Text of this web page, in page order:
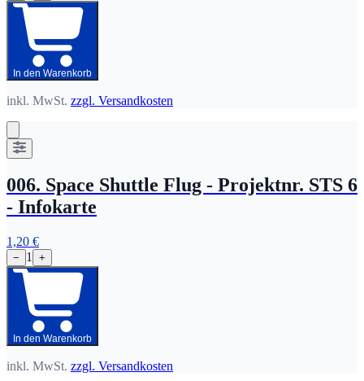
In den Warenkorb
inkl. MwSt. zzgl. Versandkosten
006. Space Shuttle Flug - Projektnr. STS 6
- Infokarte
1,20 €
− 1 +
In den Warenkorb
inkl. MwSt. zzgl. Versandkosten